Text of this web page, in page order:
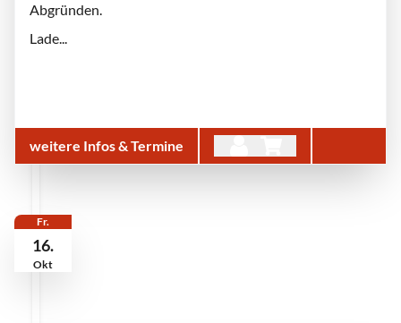
Abgründen.
Lade...
weitere Infos & Termine
Fr.
16.
Okt